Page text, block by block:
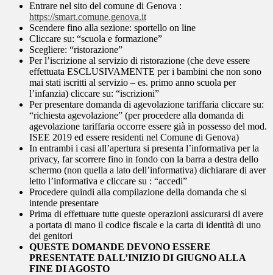
Entrare nel sito del comune di Genova :
https://smart.comune.genova.it
Scendere fino alla sezione: sportello on line
Cliccare su: “scuola e formazione”
Scegliere: “ristorazione”
Per l’iscrizione al servizio di ristorazione (che deve essere
effettuata ESCLUSIVAMENTE per i bambini che non sono
mai stati iscritti al servizio – es. primo anno scuola per
l’infanzia) cliccare su: “iscrizioni”
Per presentare domanda di agevolazione tariffaria cliccare su:
“richiesta agevolazione” (per procedere alla domanda di
agevolazione tariffaria occorre essere già in possesso del mod.
ISEE 2019 ed essere residenti nel Comune di Genova)
In entrambi i casi all’apertura si presenta l’informativa per la
privacy, far scorrere fino in fondo con la barra a destra dello
schermo (non quella a lato dell’informativa) dichiarare di aver
letto l’informativa e cliccare su : “accedi”
Procedere quindi alla compilazione della domanda che si
intende presentare
Prima di effettuare tutte queste operazioni assicurarsi di avere
a portata di mano il codice fiscale e la carta di identità di uno
dei genitori
QUESTE DOMANDE DEVONO ESSERE
PRESENTATE DALL’INIZIO DI GIUGNO ALLA
FINE DI AGOSTO